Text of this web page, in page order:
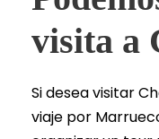
visita a
Si desea visitar
viaje por